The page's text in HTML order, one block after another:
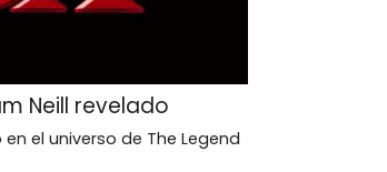
Neill revelado
el universo de The Legend